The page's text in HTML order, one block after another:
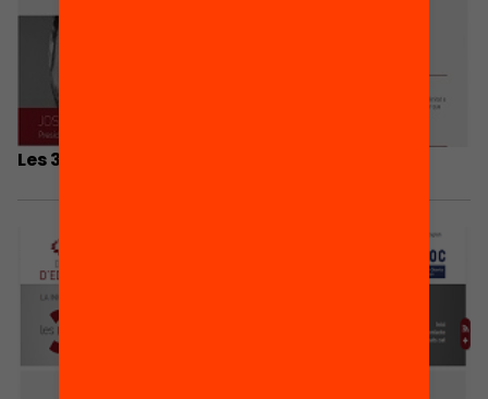
Les 3 coses que he après…